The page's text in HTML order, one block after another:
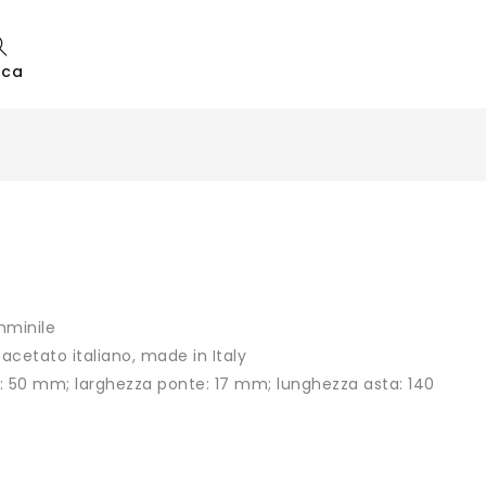
italiano, made in Italy
mm; larghezza ponte: 17 mm; lunghezza asta: 140